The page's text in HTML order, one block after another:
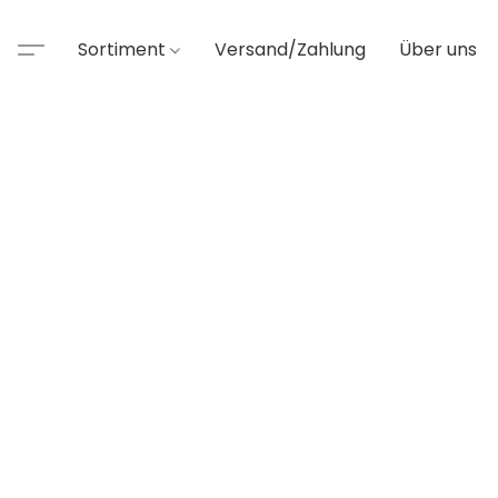
Sortiment Versand/Zahlung Über uns